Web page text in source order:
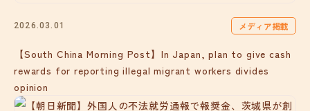
2026.03.01 メディア掲載
【South China Morning Post】In Japan, plan to give cash
rewards for reporting illegal migrant workers divides
opinion